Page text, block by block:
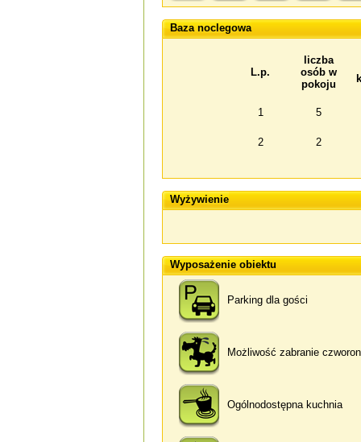
Baza noclegowa
L.p.
liczba
osób w
pokoju
1 5
2 2
Wyżywienie
Wyposażenie obiektu
Parking dla gości
Możliwość zabranie
Ogólnodostępna kuchnia